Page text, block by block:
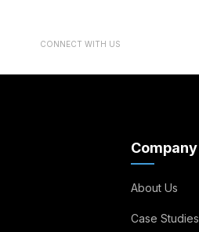
CONNECT WITH US
Company
About Us
Case Studies